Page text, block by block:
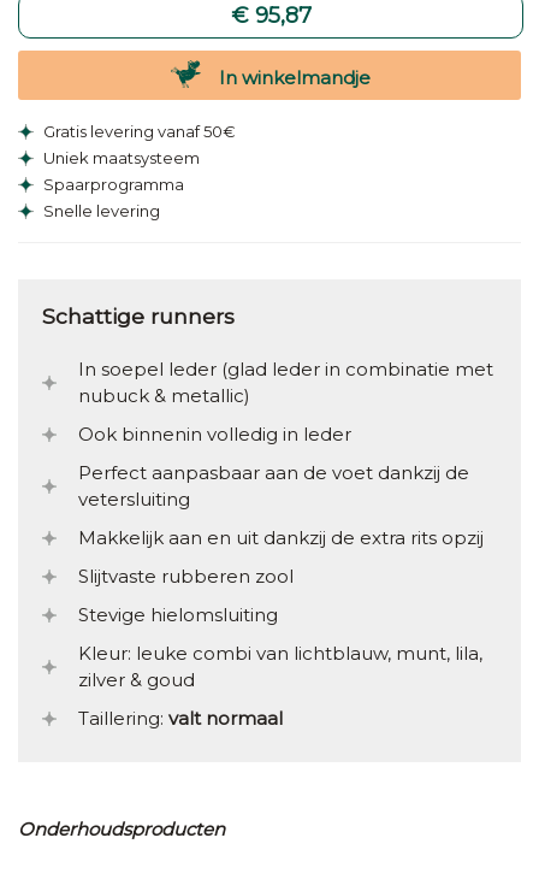
€ 95,87
In winkelmandje
Gratis levering vanaf 50€
Uniek maatsysteem
Spaarprogramma
Snelle levering
Schattige runners
In soepel leder (glad leder in combinatie met
nubuck & metallic)
Ook binnenin volledig in leder
Perfect aanpasbaar aan de voet dankzij de
vetersluiting
Makkelijk aan en uit dankzij de extra rits opzij
Slijtvaste rubberen zool
Stevige hielomsluiting
Kleur: leuke combi van lichtblauw, munt, lila,
zilver & goud
Taillering: valt normaal
Onderhoudsproducten